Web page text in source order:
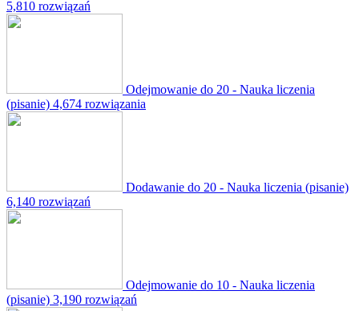
5,810 rozwiązań
Odejmowanie do 20 - Nauka liczenia
(pisanie) 4,674 rozwiązania
Dodawanie do 20 - Nauka liczenia (pisanie)
6,140 rozwiązań
Odejmowanie do 10 - Nauka liczenia
(pisanie) 3,190 rozwiązań